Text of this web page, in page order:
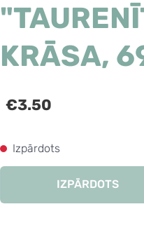
KRĀSA,
€3.50
Izpārdots
IZPĀRDOTS